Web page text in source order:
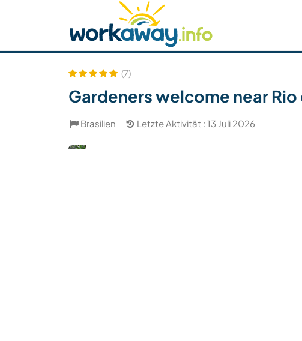
Host finden Reisepartner finden
Sicherheit
(7)
Gardeners welcome near Rio
Brasilien Letzte Aktivität : 13 Juli 2026